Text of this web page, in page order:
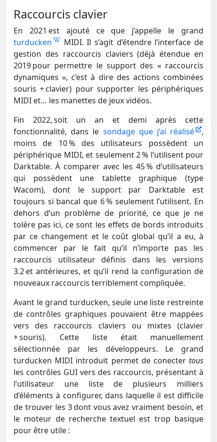
Raccourcis clavier
En 2021 est ajouté ce que j’appelle le grand
turducken
MIDI. Il s’agit d’étendre l’interface de
gestion des raccourcis claviers (déjà étendue en
2019 pour permettre le support des « raccourcis
dynamiques », c’est à dire des actions combinées
souris + clavier) pour supporter les périphériques
MIDI et… les manettes de jeux vidéos.
Fin 2022, soit un an et demi après cette
fonctionnalité, dans le sondage que j’ai réalisé
,
moins de 10 % des utilisateurs possèdent un
périphérique MIDI, et seulement 2 % l’utilisent pour
Darktable. À comparer avec les 45 % d’utilisateurs
qui possèdent une tablette graphique (type
Wacom), dont le support par Darktable est
toujours si bancal que 6 % seulement l’utilisent. En
dehors d’un problème de priorité, ce que je ne
tolère pas ici, ce sont les effets de bords introduits
par ce changement et le coût global qu’il a eu, à
commencer par le fait qu’il n’importe pas les
raccourcis utilisateur définis dans les versions
3.2 et antérieures, et qu’il rend la configuration de
nouveaux raccourcis terriblement compliquée.
Avant le grand turducken, seule une liste restreinte
de contrôles graphiques pouvaient être mappées
vers des raccourcis claviers ou mixtes (clavier
+ souris). Cette liste était manuellement
sélectionnée par les développeurs. Le grand
turducken MIDI introduit permet de conecter tous
les contrôles GUI vers des raccourcis, présentant à
l’utilisateur une liste de plusieurs milliers
d’éléments à configurer, dans laquelle il est difficile
de trouver les 3 dont vous avez vraiment besoin, et
le moteur de recherche textuel est trop basique
pour être utile :